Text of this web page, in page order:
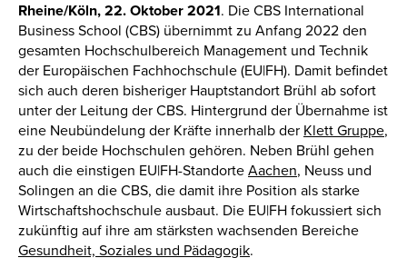
Rheine/Köln, 22. Oktober 2021. Die CBS International
Business School (CBS) übernimmt zu Anfang 2022 den
gesamten Hochschulbereich Management und Technik
der Europäischen Fachhochschule (EU|FH). Damit befindet
sich auch deren bisheriger Hauptstandort Brühl ab sofort
unter der Leitung der CBS. Hintergrund der Übernahme ist
eine Neubündelung der Kräfte innerhalb der Klett Gruppe,
zu der beide Hochschulen gehören. Neben Brühl gehen
auch die einstigen EU|FH-Standorte Aachen, Neuss und
Solingen an die CBS, die damit ihre Position als starke
Wirtschaftshochschule ausbaut. Die EU|FH fokussiert sich
zukünftig auf ihre am stärksten wachsenden Bereiche
Gesundheit, Soziales und Pädagogik.